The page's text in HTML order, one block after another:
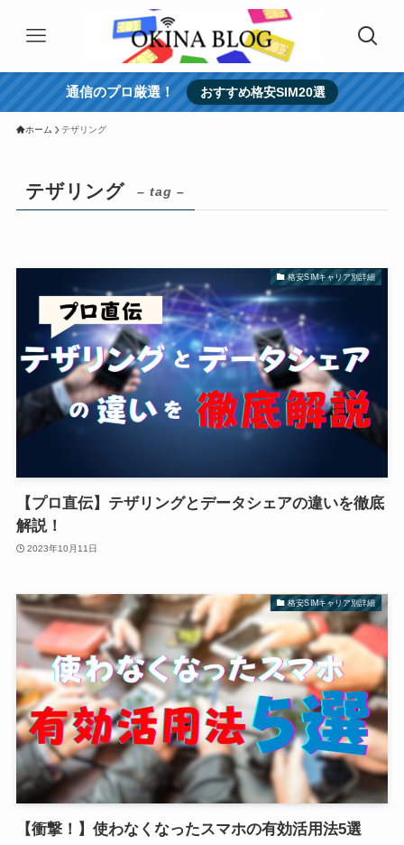
通信のプロ厳選！ おすすめ格安SIM20選
ホーム テザリング
テザリング – tag –
格安SIMキャリア別詳細
【プロ直伝】テザリングとデータシェアの違いを徹底
解説！
2023年10月11日
格安SIMキャリア別詳細
【衝撃！】使わなくなったスマホの有効活用法5選